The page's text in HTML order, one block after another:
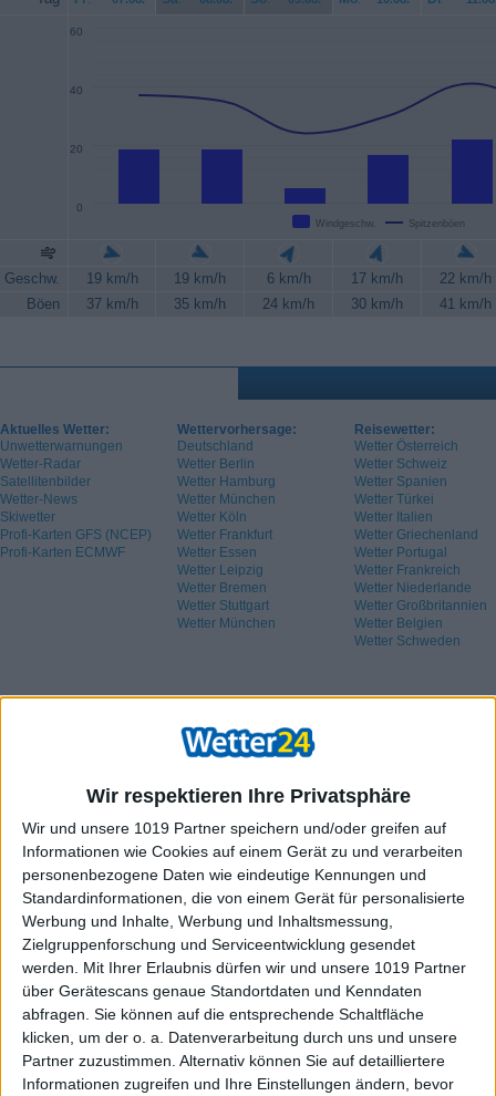
Wir respektieren Ihre Privatsphäre
Wir und unsere 1019 Partner speichern und/oder greifen auf
Informationen wie Cookies auf einem Gerät zu und verarbeiten
personenbezogene Daten wie eindeutige Kennungen und
Standardinformationen, die von einem Gerät für personalisierte
Werbung und Inhalte, Werbung und Inhaltsmessung,
Zielgruppenforschung und Serviceentwicklung gesendet
werden.
Mit Ihrer Erlaubnis dürfen wir und unsere 1019 Partner
über Gerätescans genaue Standortdaten und Kenndaten
abfragen. Sie können auf die entsprechende Schaltfläche
klicken, um der o. a. Datenverarbeitung durch uns und unsere
Partner zuzustimmen. Alternativ können Sie auf detailliertere
Informationen zugreifen und Ihre Einstellungen ändern, bevor
Windgeschw. Spitzenböen
0
20
40
60
Geschw. 19 km/h 19 km/h 6 km/h 17 km/h
22 km/h
Böen
37 km/h 35 km/h 24 km/h 30 km/h 41 km/h
Aktuelles Wetter:
Unwetterwarnungen
Wetter-Radar
Satellitenbilder
Wetter-News
Skiwetter
Profi-Karten GFS (NCEP)
Profi-Karten ECMWF
Wettervorhersage:
Deutschland
Wetter Berlin
Wetter Hamburg
Wetter München
Wetter Köln
Wetter Frankfurt
Wetter Essen
Wetter Leipzig
Wetter Bremen
Wetter Stuttgart
Wetter München
Reisewetter:
Wetter Österreich
Wetter Schweiz
Wetter Spanien
Wetter Türkei
Wetter Italien
Wetter Griechenland
Wetter Portugal
Wetter Frankreich
Wetter Niederlande
Wetter Großbritannien
Wetter Belgien
Wetter Schweden